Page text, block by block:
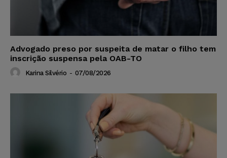
Advogado preso por suspeita de matar o filho tem
inscrição suspensa pela OAB-TO
Karina Silvério - 07/08/2026